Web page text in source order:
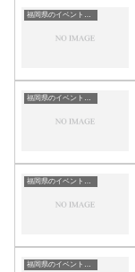
福岡県のイベント会場一覧
福岡県のイベント会場一覧
福岡県のイベント会場一覧
福岡県のイベント会場一覧